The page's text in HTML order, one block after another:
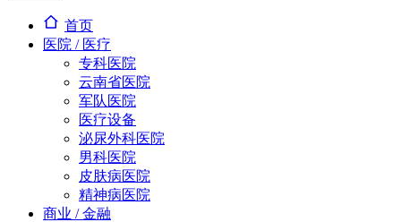
首页
医院 / 医疗
专科医院
云南省医院
军队医院
医疗设备
泌尿外科医院
男科医院
皮肤病医院
精神病医院
商业 / 金融